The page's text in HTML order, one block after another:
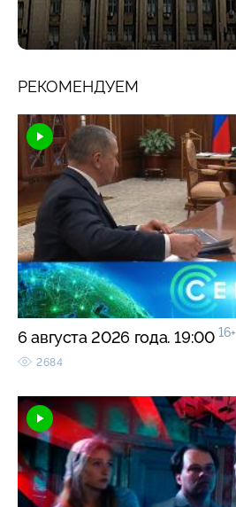
РЕКОМЕНДУЕМ
6 августа 2026 года. 19:00 16+
2684